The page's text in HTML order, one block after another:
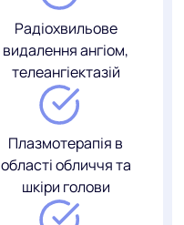
Радіохвильове
видалення ангіом,
телеангіектазій
Плазмотерапія в
області обличчя та
шкіри голови